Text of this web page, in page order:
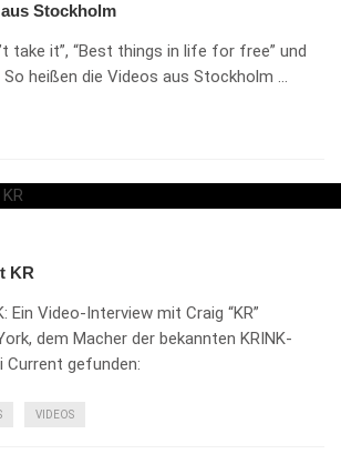
Stockholm
take it”, “Best things in life for free” und
So heißen die Videos aus Stockholm …
KR
Ein Video-Interview mit Craig “KR”
dem Macher der bekannten KRINK-
Current gefunden:
VIDEOS